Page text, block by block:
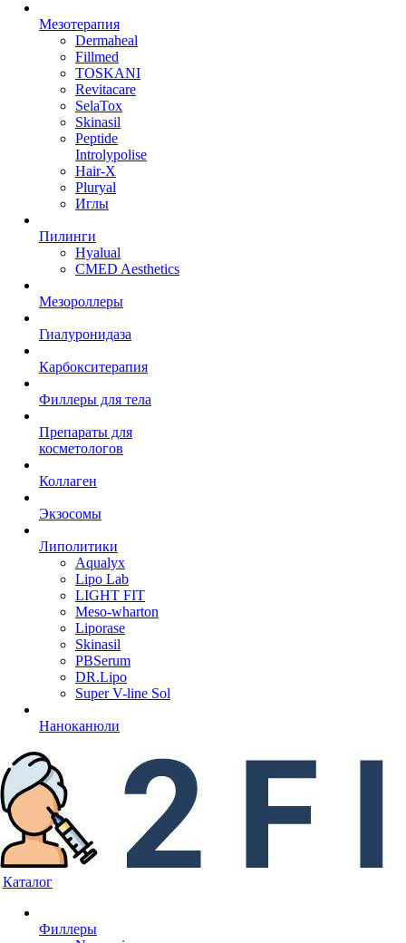
Мезотерапия
Dermaheal
Fillmed
TOSKANI
Revitacare
SelaTox
Skinasil
Peptide
Introlypolise
Hair-X
Pluryal
Иглы
Пилинги
Hyalual
CMED Aesthetics
Мезороллеры
Гиалуронидаза
Карбокситерапия
Филлеры для тела
Препараты для
косметологов
Коллаген
Экзосомы
Липолитики
Aqualyx
Lipo Lab
LIGHT FIT
Meso-wharton
Liporase
Skinasil
PBSerum
DR.Lipo
Super V-line Sol
Наноканюли
Каталог
Филлеры